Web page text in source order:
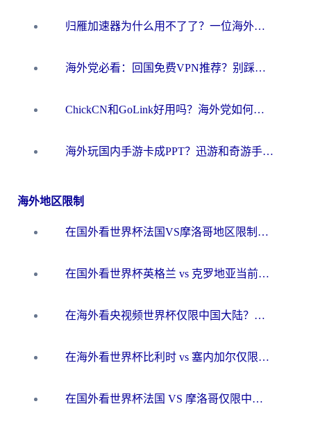
归雁加速器为什么用不了了？一位海外游子的真实困惑与技术解答
海外党必看：回国免费VPN推荐？别踩坑！教你选对加速器无缝刷国内资源
ChickCN和GoLink好用吗？海外党如何选对回国加速器
海外玩国内手游卡成PPT？迅游和奇游手游哪个好？一篇讲透回国加速器怎么选
海外地区限制
在国外看世界杯法国VS摩洛哥地区限制？这篇指南让你流畅看中文解说无压力
在国外看世界杯英格兰 vs 克罗地亚当前地区不可播放？这篇指南帮你搞定所有海外观赛难题
在海外看央视频世界杯仅限中国大陆？这篇指南帮你解锁中文解说+无卡顿直播
在海外看世界杯比利时 vs 塞内加尔仅限中国大陆？我找到了最流畅的中文解说之路
在国外看世界杯法国 VS 摩洛哥仅限中国大陆？海外党这样看中文解说赛事不卡顿